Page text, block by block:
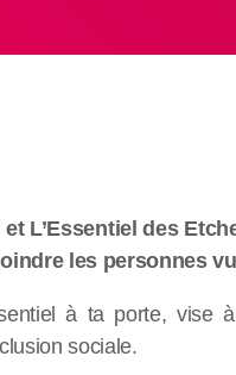
L’Essentiel des
les personnes
à ta porte, vise
sociale.